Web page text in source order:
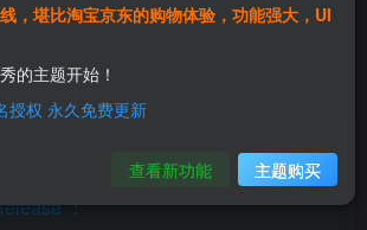
一 AI 中转插件的老铁们可以前往下
下载，已下载的老铁可以在后台检
：
，堪比淘宝京东的购物体验，功能强大，UI
的主题开始！
授权 永久免费更新
查看新功能 主题购买